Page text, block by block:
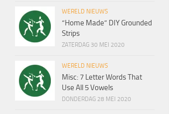
WERELD NIEUWS
“Home Made” DIY Grounded
Strips
ZATERDAG 30 MEI 2020
WERELD NIEUWS
Misc: 7 Letter Words That
Use All 5 Vowels
DONDERDAG 28 MEI 2020